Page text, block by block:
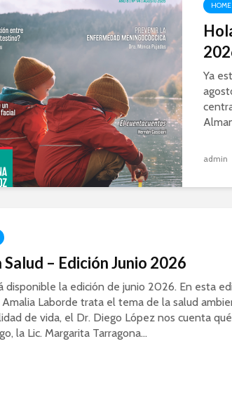
HOME
Ya
admin
Salud – Edición Junio 2026
disponible la edición de junio 2026. En esta
Amalia Laborde trata el tema de la salud
de vida, el Dr. Diego López nos cuenta
la Lic. Margarita Tarragona...